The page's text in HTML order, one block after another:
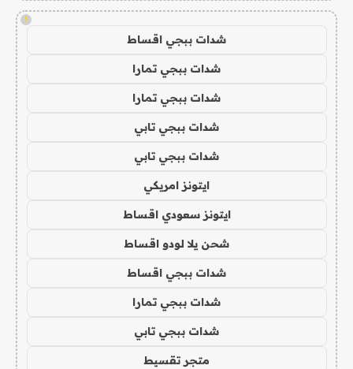
!
شدات ببجي اقساط
شدات ببجي تمارا
شدات ببجي تمارا
شدات ببجي تابي
شدات ببجي تابي
ايتونز امريكي
ايتونز سعودي اقساط
شحن يلا لودو اقساط
شدات ببجي اقساط
شدات ببجي تمارا
شدات ببجي تابي
متجر تقسيط